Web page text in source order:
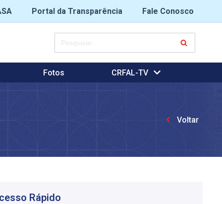
Portal da Transparência
Fale Conosco
Fotos CRFAL-TV
Voltar
Rápido